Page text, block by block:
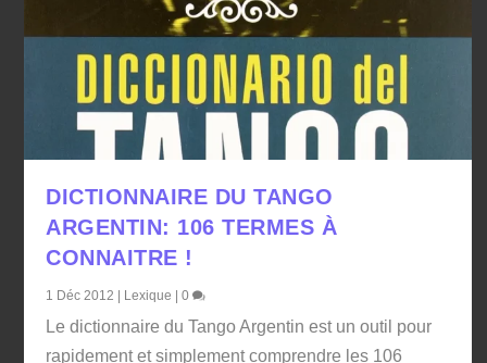
DICTIONNAIRE DU TANGO
ARGENTIN: 106 TERMES À
CONNAITRE !
1 Déc 2012 | Lexique |0
Le dictionnaire du Tango Argentin est un outil pour
rapidement et simplement comprendre les 106